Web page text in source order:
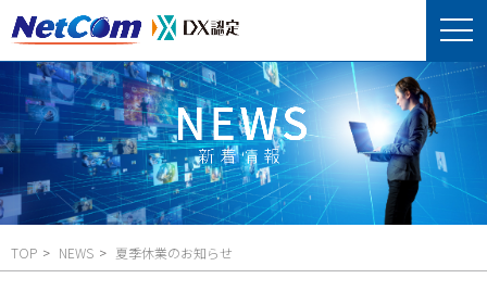
TOP NEWS 夏季休業のお知らせ